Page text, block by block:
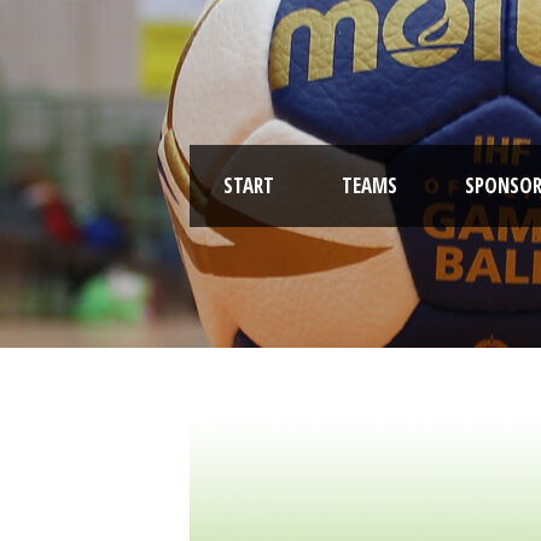
START TEAMS